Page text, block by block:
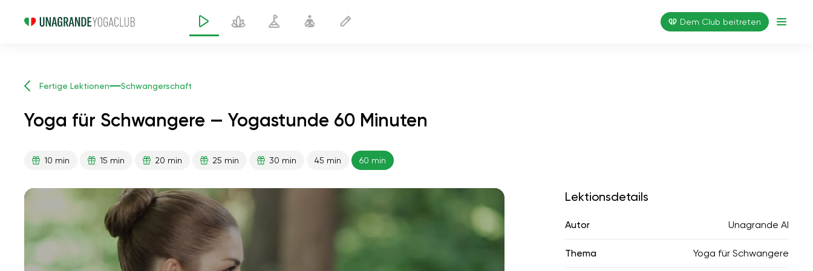
Dem Club beitreten
Fertige Lektionen Schwangerschaft
Yoga für Schwangere — Yogastunde 60 Minuten
10 min 15 min 20 min 25 min 30 min 45 min 60 min
Lektionsdetails
Autor Unagrande AI
Thema Yoga für Schwangere